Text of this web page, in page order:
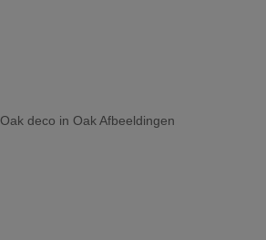
deco in Oak Afbeeldingen